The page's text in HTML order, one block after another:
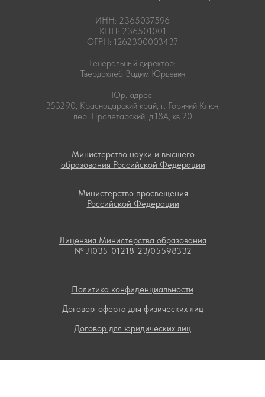
ИНН: 2365037596
КПП: 236501001
ОГРН: 1262300003437
Генеральный директор:
Твердохлеб Вадим Юрьевич
Юр. адрес:
353290, Краснодарский край, г. Горячий Ключ,
пер. Пролетарский, д.18А, кв.20
Политика конфиденциальности
Договор-оферта для физических лиц
Договор для юридических лиц
Министерство науки и высшего
образования Российской Федерации
Лицензия Министерства образования
№ Л035-01218-23/05598332
Министерство просвещения
Российской Федерации